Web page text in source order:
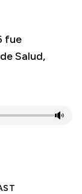
fue
Salud,